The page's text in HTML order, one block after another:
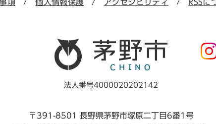
項 個人情報保護 アクセシビリティ RSSに
法人番号4000020202142
〒391-8501 長野県茅野市塚原二丁目6番1号